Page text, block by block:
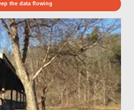
the data flowing